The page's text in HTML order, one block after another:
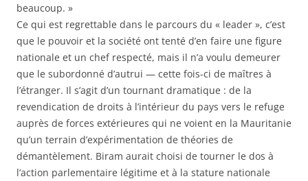
beaucoup. »
Ce qui est regrettable dans le parcours du « leader », c’est
que le pouvoir et la société ont tenté d’en faire une figure
nationale et un chef respecté, mais il n’a voulu demeurer
que le subordonné d’autrui — cette fois-ci de maîtres à
l’étranger. Il s’agit d’un tournant dramatique : de la
revendication de droits à l’intérieur du pays vers le refuge
auprès de forces extérieures qui ne voient en la Mauritanie
qu’un terrain d’expérimentation de théories de
démantèlement. Biram aurait choisi de tourner le dos à
l’action parlementaire légitime et à la stature nationale